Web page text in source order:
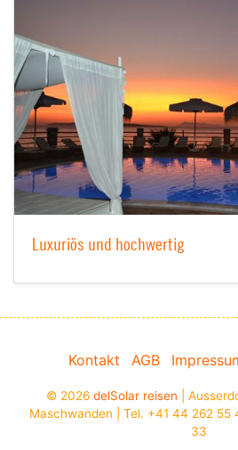
Luxuriös und hochwertig
Kontakt AGB
© 2026 delSolar reisen |
Maschwanden | Tel. +41 44 262 55
33